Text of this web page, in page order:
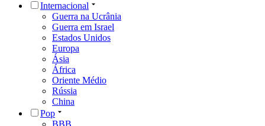
Internacional
Guerra na Ucrânia
Guerra em Israel
Estados Unidos
Europa
Ásia
África
Oriente Médio
Rússia
China
Pop